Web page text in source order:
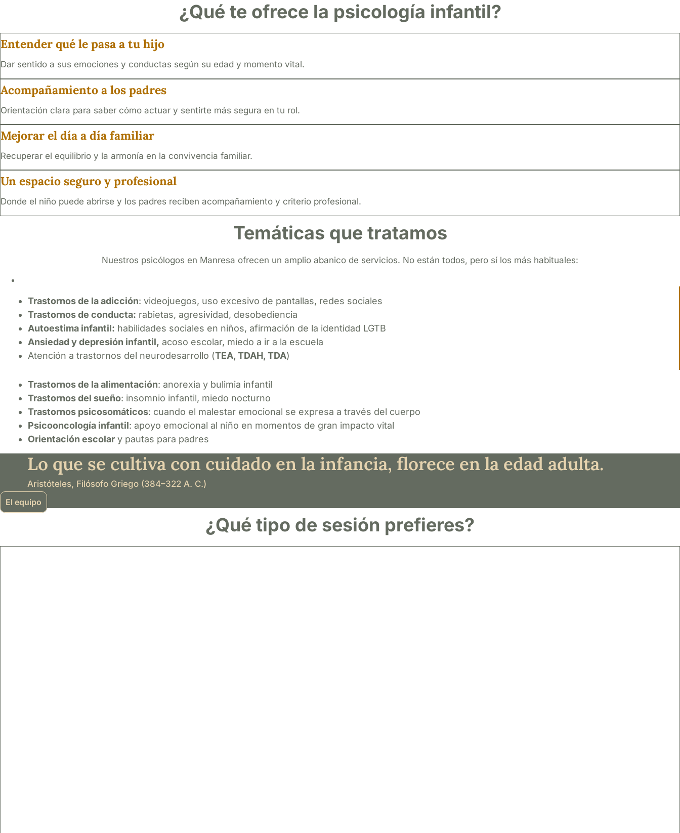
¿Qué te ofrece la psicología infantil?
Entender qué le pasa a tu hijo
Dar sentido a sus emociones y conductas según su edad y momento vital.
Acompañamiento a los padres
Orientación clara para saber cómo actuar y sentirte más segura en tu rol.
Mejorar el día a día familiar
Recuperar el equilibrio y la armonía en la convivencia familiar.
Un espacio seguro y profesional
Donde el niño puede abrirse y los padres reciben acompañamiento y criterio profesional.
Temáticas que tratamos
Nuestros psicólogos en Manresa ofrecen un amplio abanico de servicios. No están todos, pero sí los más habituales:
Trastornos de la adicción: videojuegos, uso excesivo de pantallas, redes sociales
Trastornos de conducta: rabietas, agresividad, desobediencia
Autoestima infantil: habilidades sociales en niños, afirmación de la identidad LGTB
Ansiedad y depresión infantil, acoso escolar, miedo a ir a la escuela
Atención a trastornos del neurodesarrollo (TEA, TDAH, TDA)
Trastornos de la alimentación: anorexia y bulimia infantil
Trastornos del sueño: insomnio infantil, miedo nocturno
Trastornos psicosomáticos: cuando el malestar emocional se expresa a través del cuerpo
Psicooncología infantil: apoyo emocional al niño en momentos de gran impacto vital
Orientación escolar y pautas para padres
Lo que se cultiva con cuidado en la infancia, florece en la edad adulta.
Aristóteles, Filósofo Griego (384–322 A. C.)
El equipo
¿Qué tipo de sesión prefieres?